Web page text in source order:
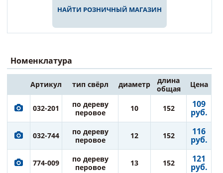
НАЙТИ РОЗНИЧНЫЙ МАГАЗИН
Номенклатура
Артикул тип свёрл диаметр
длина
общая
Цена
032-201
по дереву
перовое
10 152 109
руб.
032-744
по дереву
перовое
12 152 116
руб.
774-009
по дереву
перовое
13 152 121
руб.